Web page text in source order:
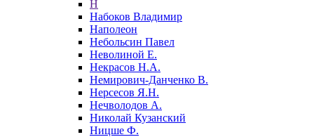
Н
Набоков Владимир
Наполеон
Небольсин Павел
Неволиной Е.
Некрасов Н.А.
Немирович-Данченко В.
Нерсесов Я.Н.
Нечволодов А.
Николай Кузанский
Ницше Ф.